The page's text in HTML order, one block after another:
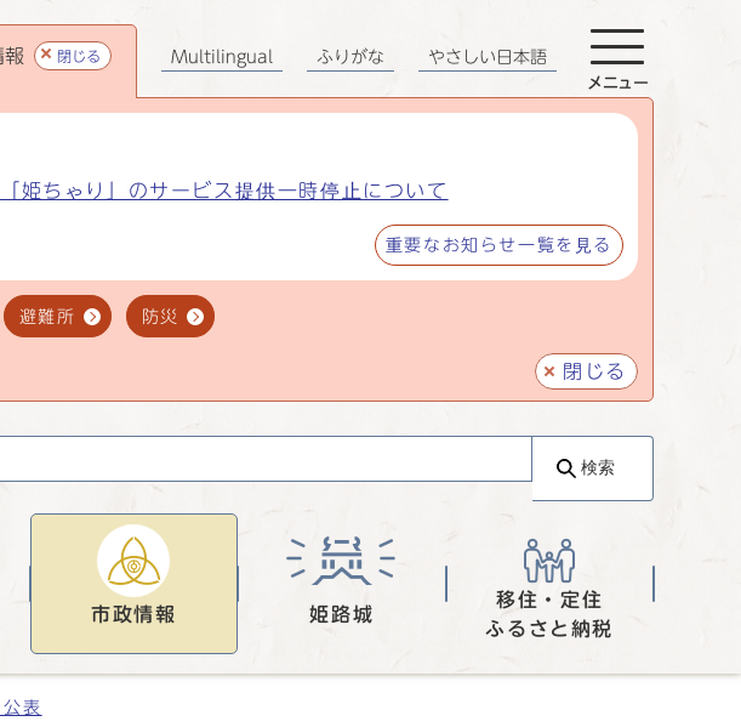
報 閉じる
姫ちゃり」のサービス提供一時停止について
重要なお知らせ一覧を見る
避難所 防災
閉じる
Multilingual ふりがな やさしい日本語
メニュー
検索
市政情報 姫路城
移住・定住
ふるさと納税
表